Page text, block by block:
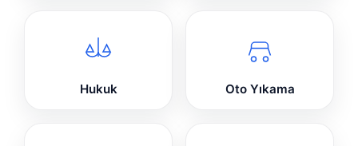
Hukuk Oto Yıkama